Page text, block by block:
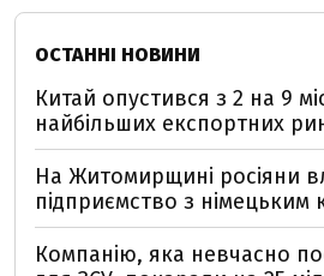
ОСТАННІ НОВИНИ
Китай опустився з 2 на 9
найбільших експортних
На Житомирщині росіяни
підприємство з німецьким
Компанію, яка невчасно